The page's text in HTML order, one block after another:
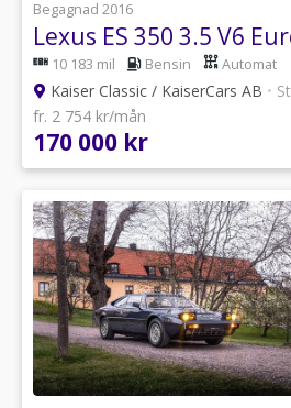
Begagnad 2016
Lexus ES 350 3.5 V6
10 183 mil Bensin Automat
Kaiser Classic / KaiserCars AB •
fr. 2 754 kr/mån
170 000 kr